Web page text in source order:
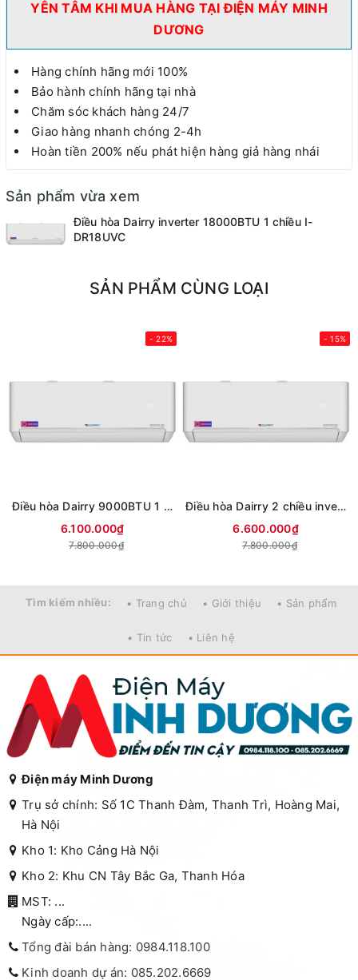
YÊN TÂM KHI MUA HÀNG TẠI ĐIỆN MÁY MINH
DƯƠNG
Hàng chính hãng mới 100%
Bảo hành chính hãng tại nhà
Chăm sóc khách hàng 24/7
Giao hàng nhanh chóng 2-4h
Hoàn tiền 200% nếu phát hiện hàng giả hàng nhái
Sản phẩm vừa xem
Điều hòa Dairry inverter 18000BTU 1 chiều I-
DR18UVC
SẢN PHẨM CÙNG LOẠI
- 22%
Điều hòa Dairry 9000BTU 1 chiều inverter I-DR12UV
6.100.000₫
7.800.000₫
- 15%
Điều hòa Dairry 2 chiều inverter 9000BTU I-DR09UVH
6.600.000₫
7.800.000₫
Tìm kiếm nhiều: • Trang chủ • Giới thiệu • Sản phẩm
• Tin tức • Liên hệ
Điện máy Minh Dương
Trụ sở chính: Số 1C Thanh Đàm, Thanh Trì, Hoàng Mai,
Hà Nội
Kho 1: Kho Cảng Hà Nội
Kho 2: Khu CN Tây Bắc Ga, Thanh Hóa
MST: ...
Ngày cấp:....
Tổng đài bán hàng: 0984.118.100
Kinh doanh dự án: 085.202.6669